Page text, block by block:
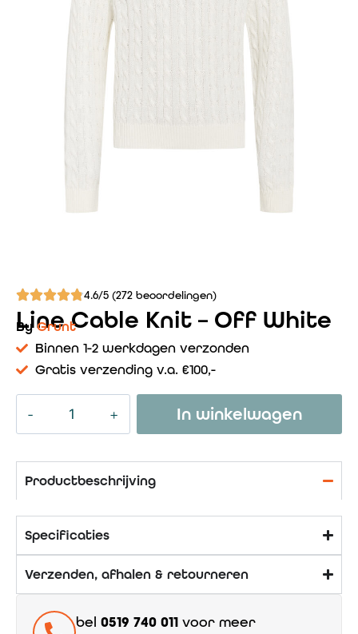
4.6/5 (272 beoordelingen)
Line Cable Knit – Off White
ByGrunt
Binnen 1-2 werkdagen verzonden
Gratis verzending v.a. €100,-
In winkelwagen
Productbeschrijving
Specificaties
Verzenden, afhalen & retourneren
bel 0519 740 011 voor meer